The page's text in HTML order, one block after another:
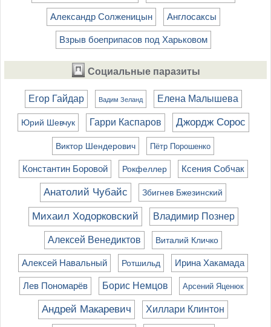
Александр Солженицын Англосаксы
Взрыв боеприпасов под Харьковом
Социальные паразиты
Егор Гайдар Вадим Зеланд Елена Малышева
Юрий Шевчук Гарри Каспаров Джордж Сорос
Виктор Шендерович Пётр Порошенко
Константин Боровой Рокфеллер Ксения Собчак
Анатолий Чубайс Збигнев Бжезинский
Михаил Ходорковский Владимир Познер
Алексей Венедиктов Виталий Кличко
Алексей Навальный Ротшильд Ирина Хакамада
Лев Пономарёв Борис Немцов Арсений Яценюк
Андрей Макаревич Хиллари Клинтон